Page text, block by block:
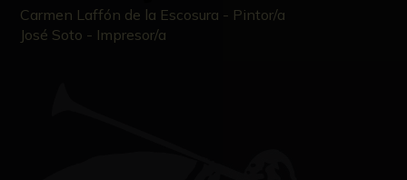
Carmen Laffón de la Escosura - Pintor/a
José Soto - Impresor/a